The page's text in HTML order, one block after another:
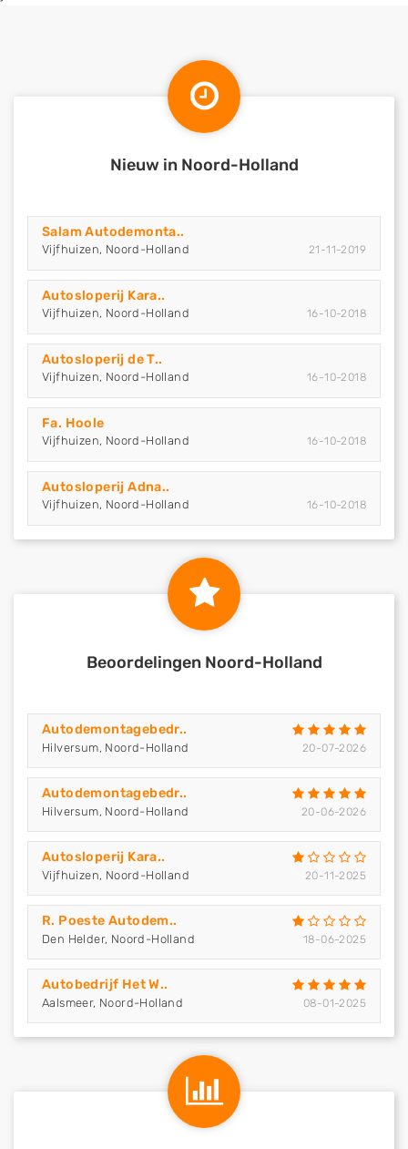
Nieuw in Noord-Holland
Salam Autodemonta..
Vijfhuizen, Noord-Holland 21-11-2019
Autosloperij Kara..
Vijfhuizen, Noord-Holland 16-10-2018
Autosloperij de T..
Vijfhuizen, Noord-Holland 16-10-2018
Fa. Hoole
Vijfhuizen, Noord-Holland 16-10-2018
Autosloperij Adna..
Vijfhuizen, Noord-Holland 16-10-2018
Beoordelingen Noord-Holland
Autodemontagebedr..
Hilversum, Noord-Holland 20-07-2026
Autodemontagebedr..
Hilversum, Noord-Holland 20-06-2026
Autosloperij Kara..
Vijfhuizen, Noord-Holland 20-11-2025
R. Poeste Autodem..
Den Helder, Noord-Holland 18-06-2025
Autobedrijf Het W..
Aalsmeer, Noord-Holland 08-01-2025